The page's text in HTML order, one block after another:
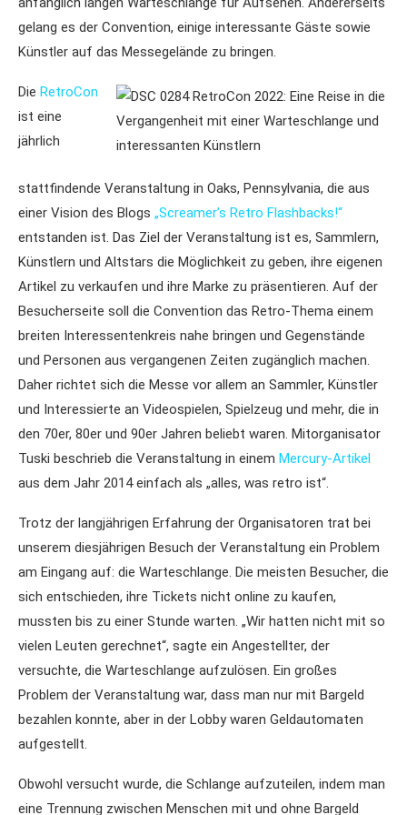
gelang es der Convention, einige interessante Gäste sowie
Künstler auf das Messegelände zu bringen.
Die RetroCon
ist eine
jährlich
stattfindende Veranstaltung in Oaks, Pennsylvania, die aus
einer Vision des Blogs „Screamer’s Retro Flashbacks!“
entstanden ist. Das Ziel der Veranstaltung ist es, Sammlern,
Künstlern und Altstars die Möglichkeit zu geben, ihre eigenen
Artikel zu verkaufen und ihre Marke zu präsentieren. Auf der
Besucherseite soll die Convention das Retro-Thema einem
breiten Interessentenkreis nahe bringen und Gegenstände
und Personen aus vergangenen Zeiten zugänglich machen.
Daher richtet sich die Messe vor allem an Sammler, Künstler
und Interessierte an Videospielen, Spielzeug und mehr, die in
den 70er, 80er und 90er Jahren beliebt waren. Mitorganisator
Tuski beschrieb die Veranstaltung in einem Mercury-Artikel
aus dem Jahr 2014 einfach als „alles, was retro ist“.
Trotz der langjährigen Erfahrung der Organisatoren trat bei
unserem diesjährigen Besuch der Veranstaltung ein Problem
am Eingang auf: die Warteschlange. Die meisten Besucher, die
sich entschieden, ihre Tickets nicht online zu kaufen,
mussten bis zu einer Stunde warten. „Wir hatten nicht mit so
vielen Leuten gerechnet“, sagte ein Angestellter, der
versuchte, die Warteschlange aufzulösen. Ein großes
Problem der Veranstaltung war, dass man nur mit Bargeld
bezahlen konnte, aber in der Lobby waren Geldautomaten
aufgestellt.
Obwohl versucht wurde, die Schlange aufzuteilen, indem man
eine Trennung zwischen Menschen mit und ohne Bargeld